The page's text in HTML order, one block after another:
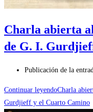
Charla abierta
de G. I.
Publicación de la
Continuar leyendoCharla
Gurdjieff y el Cuarto Camino